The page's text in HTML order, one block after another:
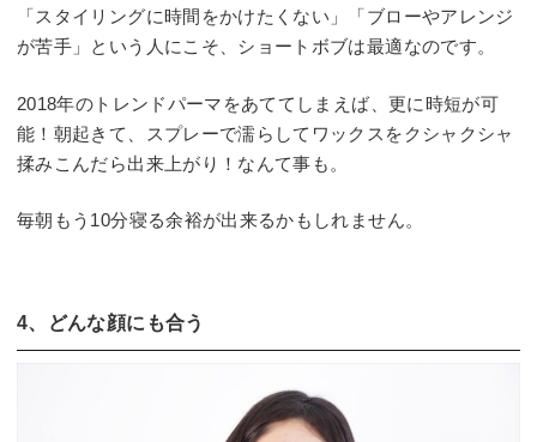
「スタイリングに時間をかけたくない」「ブローやアレンジ
が苦手」という人にこそ、ショートボブは最適なのです。
2018年のトレンドパーマをあててしまえば、更に時短が可
能！朝起きて、スプレーで濡らしてワックスをクシャクシャ
揉みこんだら出来上がり！なんて事も。
毎朝もう10分寝る余裕が出来るかもしれません。
4、どんな顔にも合う